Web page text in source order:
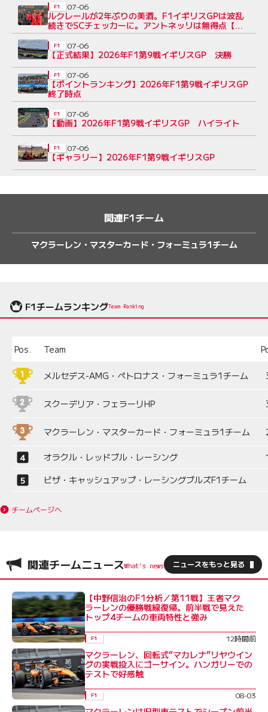
ルクレールが2年ぶりの美酒。F1イギリスGPは波乱
続きでSCチェッカーに。アントネッリは無得点【決
勝レポート】
F1 07-06
【正式結果】2026年F1第9戦イギリスGP 決勝
F1 07-06
【ポイントランキング】2026年F1第9戦イギリスGP
終了時点
F1 07-06
【動画】2026年F1第9戦イギリスGP ハイライト
F1 07-06
【ギャラリー】2026年F1第9戦イギリスGP
F1 07-06
関連F1チーム
マクラーレン・マスターカード・フォーミュラ1チーム
F1チームランキングTeam Ranking
Pos. Team
メルセデス-AMG・ペトロナス・フォーミュラ1チーム
スクーデリア・フェラーリHP
マクラーレン・マスターカード・フォーミュラ1チーム
オラクル・レッドブル・レーシング
ビザ・キャッシュアップ・レーシングブルズF1チーム
チームページへ
関連チームニュース ニュースをもっと見る
【中野信治のF1分析／第11戦】王者マク
ラーレンの優勝戦線復帰。前半戦で見えた
トップ4チームの車両特性と強み
F1 12時間前
マクラーレン、回転式“マカレナ”リヤウイン
グの実戦投入にゴーサイン。ハンガリーでの
テストで好感触
F1 08-03